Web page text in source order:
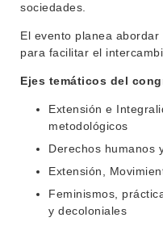
sociedades.
El evento planea
para facilitar el
Ejes temáticos del
Extensión e
metodológicos
Derechos humanos
Extensión,
Feminismos,
y decoloniales